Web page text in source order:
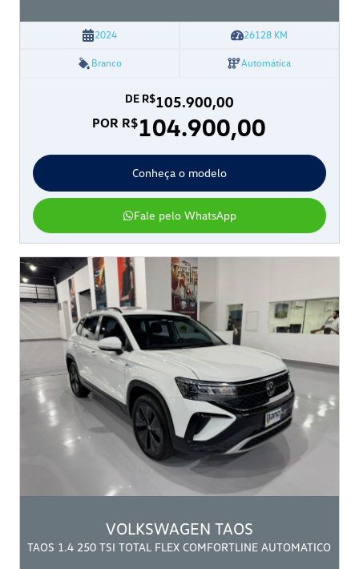
2024 26128KM
Branco Automática
DE R$105.900,00
POR R$104.900,00
Conheça o modelo
Fale pelo WhatsApp
VOLKSWAGEN TAOS
TAOS 1.4 250 TSI TOTAL FLEX COMFORTLINE AUTOMATICO